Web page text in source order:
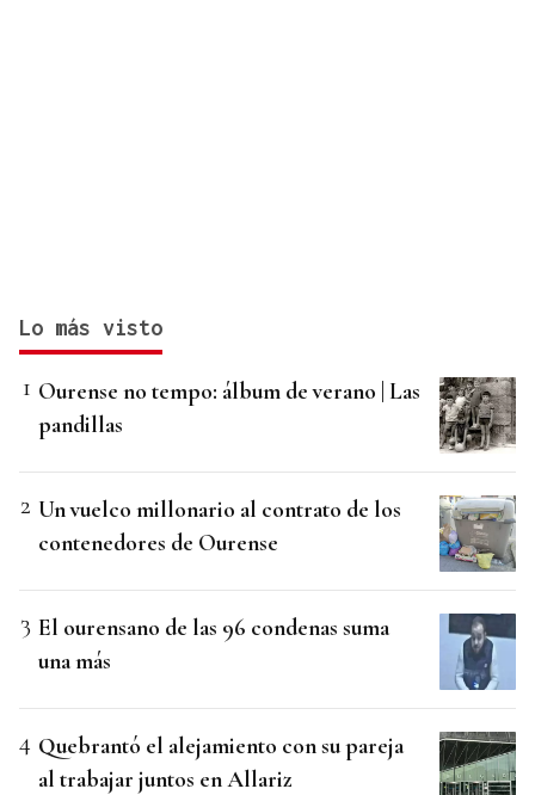
Lo más visto
Ourense no tempo: álbum de verano | Las
pandillas
Un vuelco millonario al contrato de los
contenedores de Ourense
El ourensano de las 96 condenas suma
una más
Quebrantó el alejamiento con su pareja
al trabajar juntos en Allariz